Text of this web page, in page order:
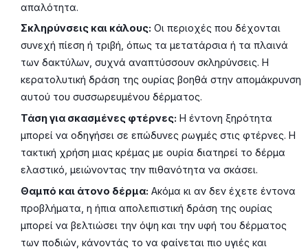
απαλότητα.
Σκληρύνσεις και κάλους: Οι περιοχές που δέχονται
συνεχή πίεση ή τριβή, όπως τα μετατάρσια ή τα πλαινά
των δακτύλων, συχνά αναπτύσσουν σκληρύνσεις. Η
κερατολυτική δράση της ουρίας βοηθά στην απομάκρυνση
αυτού του συσσωρευμένου δέρματος.
Τάση για σκασμένες φτέρνες: Η έντονη ξηρότητα
μπορεί να οδηγήσει σε επώδυνες ρωγμές στις φτέρνες. Η
τακτική χρήση μιας κρέμας με ουρία διατηρεί το δέρμα
ελαστικό, μειώνοντας την πιθανότητα να σκάσει.
Θαμπό και άτονο δέρμα: Ακόμα κι αν δεν έχετε έντονα
προβλήματα, η ήπια απολεπιστική δράση της ουρίας
μπορεί να βελτιώσει την όψη και την υφή του δέρματος
των ποδιών, κάνοντάς το να φαίνεται πιο υγιές και